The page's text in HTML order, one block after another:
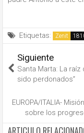
Etiquetas: Zenit
Siguiente
Santa Marta: La
sido perdonados”
EUROPA/ITALIA-
sobre los
ARTICULO